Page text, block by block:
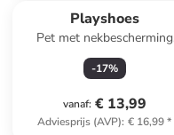
Playshoes
Pet met nekbescherming
"Dino" lichtblauw
-17%
vanaf: € 13,99
Adviesprijs (AVP): € 16,99*